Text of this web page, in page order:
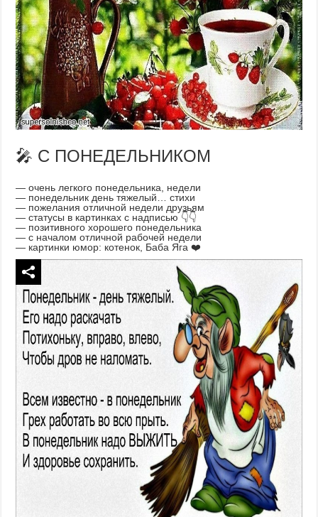
🎤 С ПОНЕДЕЛЬНИКОМ
— очень легкого понедельника, недели
— понедельник день тяжелый… стихи
— пожелания отличной недели друзьям
— статусы в картинках с надписью 👇👇
— позитивного хорошего понедельника
— с началом отличной рабочей недели
— картинки юмор: котенок, Баба Яга ❤️